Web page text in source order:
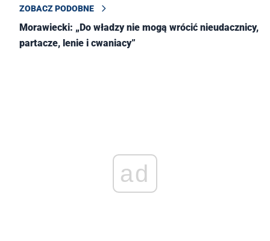
ZOBACZ PODOBNE
Morawiecki: „Do władzy nie mogą wrócić nieudacznicy,
partacze, lenie i cwaniacy”
ad